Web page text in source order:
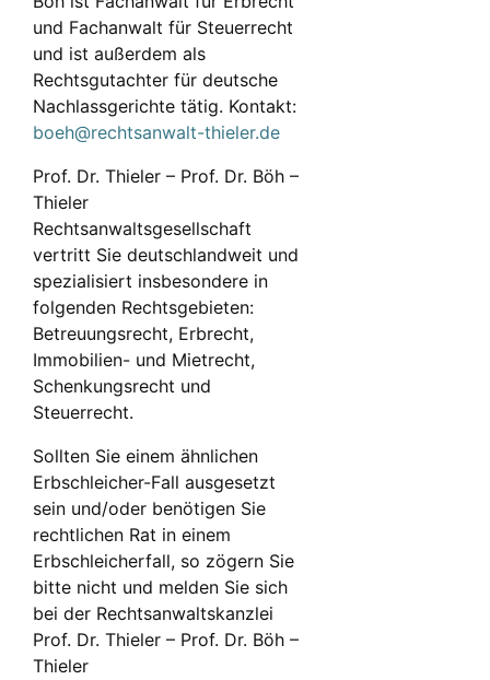
und Fachanwalt für Steuerrecht
und ist außerdem als
Rechtsgutachter für deutsche
Nachlassgerichte tätig. Kontakt:
boeh@rechtsanwalt-thieler.de
Prof. Dr. Thieler – Prof. Dr. Böh –
Thieler
Rechtsanwaltsgesellschaft
vertritt Sie deutschlandweit und
spezialisiert insbesondere in
folgenden Rechtsgebieten:
Betreuungsrecht, Erbrecht,
Immobilien- und Mietrecht,
Schenkungsrecht und
Steuerrecht.
Sollten Sie einem ähnlichen
Erbschleicher-Fall ausgesetzt
sein und/oder benötigen Sie
rechtlichen Rat in einem
Erbschleicherfall, so zögern Sie
bitte nicht und melden Sie sich
bei der Rechtsanwaltskanzlei
Prof. Dr. Thieler – Prof. Dr. Böh –
Thieler